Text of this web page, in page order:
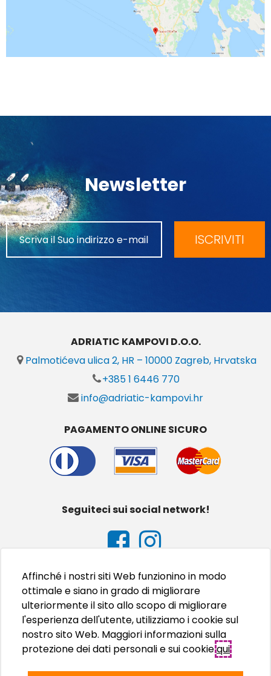
Newsletter
ISCRIVITI
ADRIATIC KAMPOVI D.O.O.
Palmotićeva ulica 2, HR – 10000 Zagreb, Hrvatska
+385 1 6446 770
info@adriatic-kampovi.hr
PAGAMENTO ONLINE SICURO
Seguiteci sui social network!
Affinché i nostri siti Web funzionino in modo
ottimale e siano in grado di migliorare
ulteriormente il sito allo scopo di migliorare
l'esperienza dell'utente, utilizziamo i cookie sul
nostro sito Web. Maggiori informazioni sulla
protezione dei dati personali e sui cookiequi.